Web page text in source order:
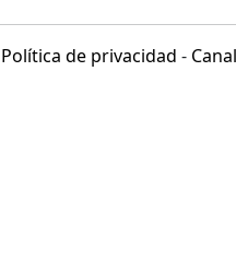
Política de privacidad -